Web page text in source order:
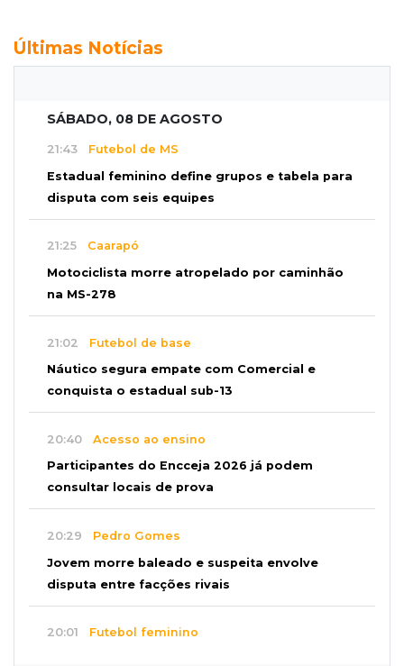
Últimas Notícias
SÁBADO, 08 DE AGOSTO
21:43 Futebol de MS
Estadual feminino define grupos e tabela para
disputa com seis equipes
21:25 Caarapó
Motociclista morre atropelado por caminhão
na MS-278
21:02 Futebol de base
Náutico segura empate com Comercial e
conquista o estadual sub-13
20:40 Acesso ao ensino
Participantes do Encceja 2026 já podem
consultar locais de prova
20:29 Pedro Gomes
Jovem morre baleado e suspeita envolve
disputa entre facções rivais
20:01 Futebol feminino